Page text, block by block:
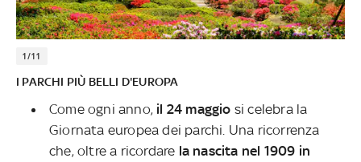
1/11
I PARCHI PIÙ BELLI D'EUROPA
Come ogni anno, il 24 maggio si celebra la
Giornata europea dei parchi. Una ricorrenza
che, oltre a ricordare la nascita nel 1909 in